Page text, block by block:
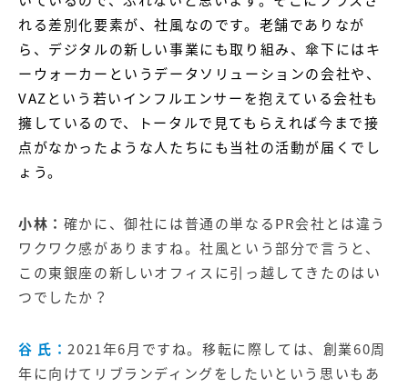
れる差別化要素が、社風なのです。老舗でありなが
ら、デジタルの新しい事業にも取り組み、傘下にはキ
ーウォーカー というデータソリューションの会社や、
VAZという若いインフルエンサーを抱えている会社も
擁しているので、トータルで見てもらえれば今まで接
点がなかったような人たちにも当社の活動が届くでし
ょう。
小林： 確かに、御社には普通の単なるPR会社とは違う
ワクワク感がありますね。社風という部分で言うと、
この東銀座の新しいオフィスに引っ越してきたのはい
つでしたか？
谷 氏：2021年6月ですね。移転に際しては、創業60周
年に向けてリブランディングをしたいという思いもあ